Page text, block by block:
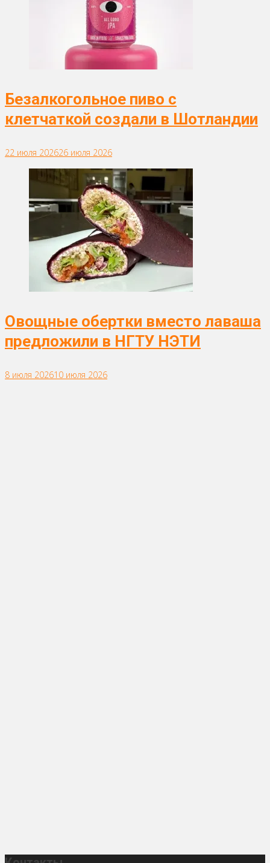
Безалкогольное пиво с
клетчаткой создали в Шотландии
22 июля 202626 июля 2026
Овощные обертки вместо лаваша
предложили в НГТУ НЭТИ
8 июля 202610 июля 2026